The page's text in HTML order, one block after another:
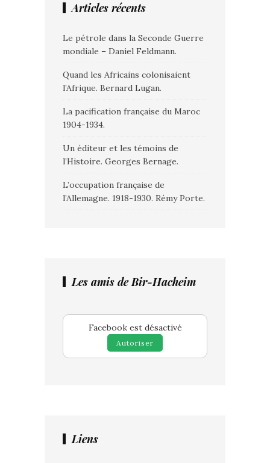
Articles récents
Le pétrole dans la Seconde Guerre
mondiale – Daniel Feldmann.
Quand les Africains colonisaient
l’Afrique. Bernard Lugan.
La pacification française du Maroc
1904-1934.
Un éditeur et les témoins de
l’Histoire. Georges Bernage.
L’occupation française de
l’Allemagne. 1918-1930. Rémy Porte.
Les amis de Bir-Hacheim
Facebook est désactivé
Autoriser
Liens